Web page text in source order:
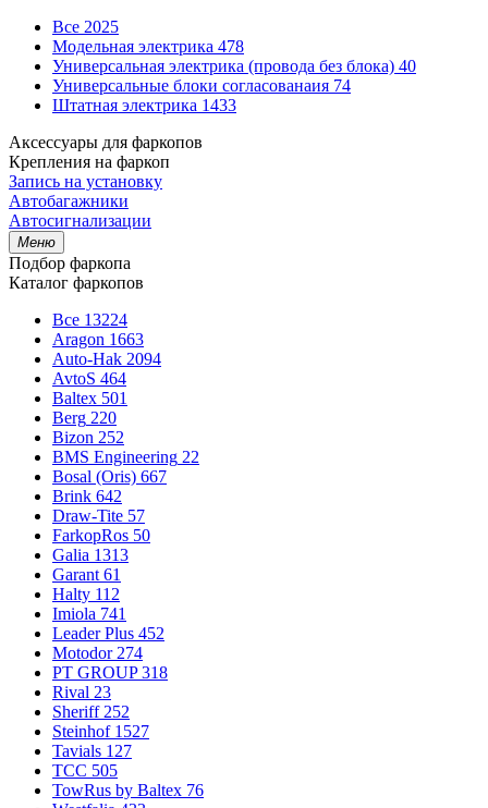
Все 2025
Модельная электрика 478
Универсальная электрика (провода без блока) 40
Универсальные блоки согласованаия 74
Штатная электрика 1433
Аксессуары для фаркопов
Крепления на фаркоп
Запись на установку
Автобагажники
Автосигнализации
Меню
Подбор фаркопа
Каталог фаркопов
Все 13224
Aragon 1663
Auto-Hak 2094
AvtoS 464
Baltex 501
Berg 220
Bizon 252
BMS Engineering 22
Bosal (Oris) 667
Brink 642
Draw-Tite 57
FarkopRos 50
Galia 1313
Garant 61
Halty 112
Imiola 741
Leader Plus 452
Motodor 274
PT GROUP 318
Rival 23
Sheriff 252
Steinhof 1527
Tavials 127
TCC 505
TowRus by Baltex 76